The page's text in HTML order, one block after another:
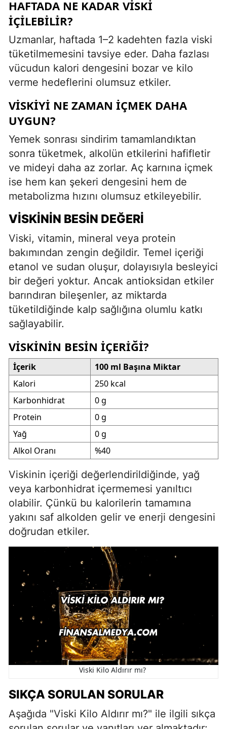
HAFTADA NE KADAR VISKI
İÇILEBILIR?
Uzmanlar, haftada 1–2 kadehten fazla viski
tüketilmemesini tavsiye eder. Daha fazlası
vücudun kalori dengesini bozar ve kilo
verme hedeflerini olumsuz etkiler.
VISKIYI NE ZAMAN İÇMEK DAHA
UYGUN?
Yemek sonrası sindirim tamamlandıktan
sonra tüketmek, alkolün etkilerini hafifletir
ve mideyi daha az zorlar. Aç karnına içmek
ise hem kan şekeri dengesini hem de
metabolizma hızını olumsuz etkileyebilir.
VISKININ BESIN DEĞERI
Viski, vitamin, mineral veya protein
bakımından zengin değildir. Temel içeriği
etanol ve sudan oluşur, dolayısıyla besleyici
bir değeri yoktur. Ancak antioksidan etkiler
barındıran bileşenler, az miktarda
tüketildiğinde kalp sağlığına olumlu katkı
sağlayabilir.
VISKININ BESIN İÇERIĞI?
İçerik
100 ml Başına Miktar
Kalori
250 kcal
Karbonhidrat
0 g
Protein
0 g
Yağ
0 g
Alkol Oranı
%40
Viskinin içeriği değerlendirildiğinde, yağ
veya karbonhidrat içermemesi yanıltıcı
olabilir. Çünkü bu kalorilerin tamamına
yakını saf alkolden gelir ve enerji dengesini
doğrudan etkiler.
Viski Kilo Aldırır mı?
SIKÇA SORULAN SORULAR
Aşağıda "Viski Kilo Aldırır mı?" ile ilgili sıkça